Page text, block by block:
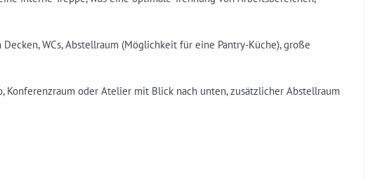
WCs, Abstellraum (Möglichkeit für eine Pantry-Küche), große
Konferenzraum oder Atelier mit Blick nach unten, zusätzlicher Abstellraum